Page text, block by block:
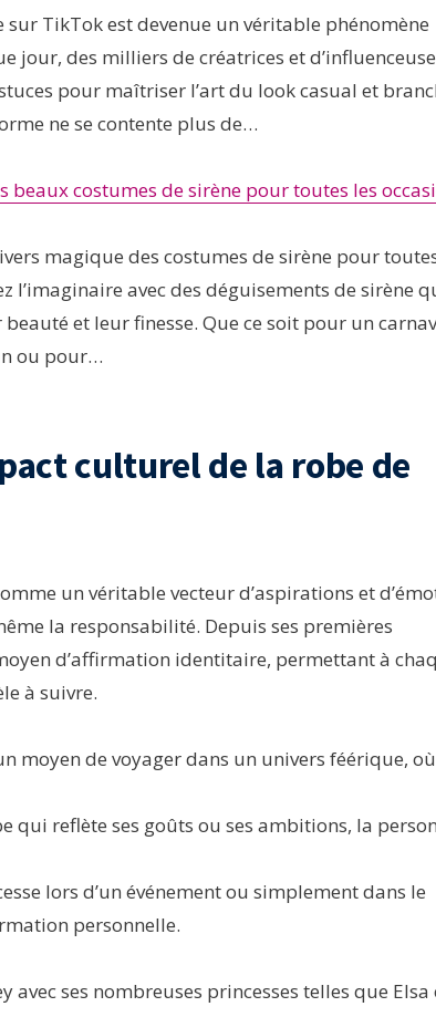
sur TikTok est devenue un véritable phénomène
jour, des milliers de créatrices et
pour maîtriser l’art du look casual et
ne se contente plus de…
beaux costumes de sirène pour toutes les
magique des costumes de sirène pour
l’imaginaire avec des déguisements de sirène
et leur finesse. Que ce soit pour un
ou pour…
culturel de la robe de
un véritable vecteur d’aspirations et
la responsabilité. Depuis ses premières
d’affirmation identitaire, permettant à
à suivre.
moyen de voyager dans un univers féérique,
qui reflète ses goûts ou ses ambitions, la
lors d’un événement ou simplement dans le
personnelle.
ses nombreuses princesses telles que Elsa